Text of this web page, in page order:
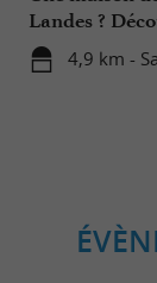
Landes ?
Lanas à
4,9 km -